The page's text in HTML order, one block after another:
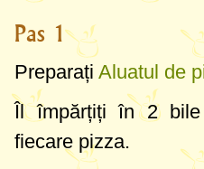
Pas 1
Preparați Aluatul de
Îl împărțiți în 2
fiecare pizza.